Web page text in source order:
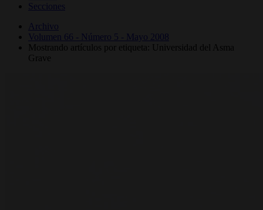
Secciones
Archivo
Volumen 66 - Número 5 - Mayo 2008
Mostrando artículos por etiqueta: Universidad del Asma
Grave